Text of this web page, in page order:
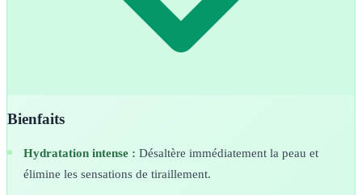
Bienfaits
Hydratation intense : Désaltère immédiatement la peau et
élimine les sensations de tiraillement.